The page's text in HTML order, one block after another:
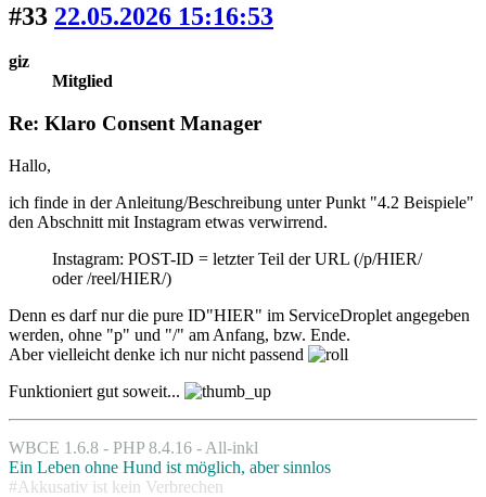
#33 22.05.2026 15:16:53
giz
Mitglied
Re: Klaro Consent Manager
Hallo,
ich finde in der Anleitung/Beschreibung unter Punkt "4.2 Beispiele"
den Abschnitt mit Instagram etwas verwirrend.
Instagram: POST-ID = letzter Teil der URL (/p/HIER/
oder /reel/HIER/)
Denn es darf nur die pure ID"HIER" im ServiceDroplet angegeben
werden, ohne "p" und "/" am Anfang, bzw. Ende.
Aber vielleicht denke ich nur nicht passend
Funktioniert gut soweit...
WBCE 1.6.8 - PHP 8.4.16 - All-inkl
Ein Leben ohne Hund ist möglich, aber sinnlos
#Akkusativ ist kein Verbrechen